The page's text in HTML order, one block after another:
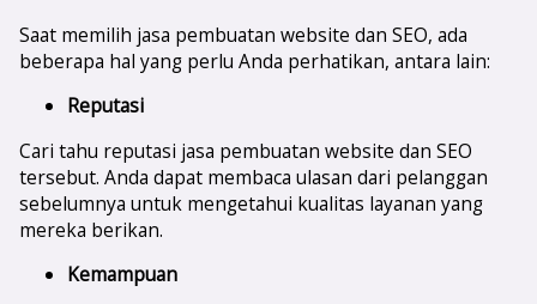
Saat memilih jasa pembuatan website dan SEO, ada
beberapa hal yang perlu Anda perhatikan, antara lain:
Reputasi
Cari tahu reputasi jasa pembuatan website dan SEO
tersebut. Anda dapat membaca ulasan dari pelanggan
sebelumnya untuk mengetahui kualitas layanan yang
mereka berikan.
Kemampuan